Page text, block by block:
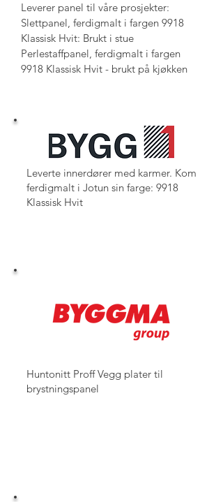
Leverer panel til våre prosjekter:
Slettpanel, ferdigmalt i fargen 9918
Klassisk Hvit: Brukt i stue
Perlestaffpanel, ferdigmalt i fargen
9918 Klassisk Hvit - brukt på kjøkken
Leverte innerdører med karmer. Kom
ferdigmalt i Jotun sin farge: 9918
Klassisk Hvit
Huntonitt Proff Vegg plater til
brystningspanel